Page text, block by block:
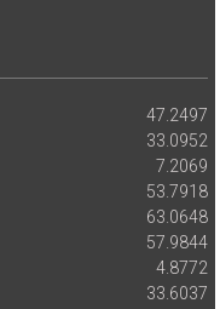
47.2497
33.0952
7.2069
53.7918
63.0648
57.9844
4.8772
33.6037